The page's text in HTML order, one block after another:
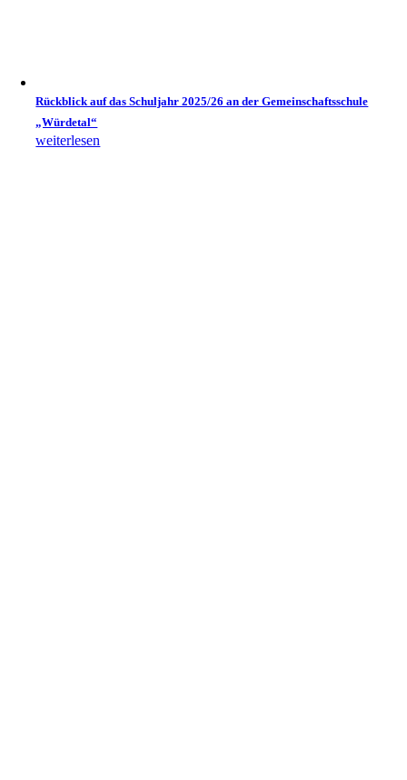
Rückblick auf das Schuljahr 2025/26 an der Gemeinschaftsschule
„Würdetal“
weiterlesen